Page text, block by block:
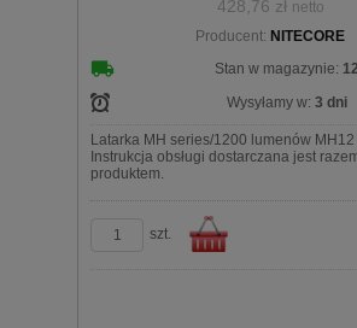
428,76 zł netto
Producent: NITECORE
Stan w magazynie: 12
Wysyłamy w: 3 dni
Latarka MH series/1200 lumenów
Instrukcja obsługi dostarczana jest
produktem.
szt.